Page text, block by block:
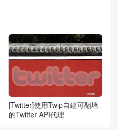
[Twitter]使用Twip自建可翻墙
的Twitter API代理